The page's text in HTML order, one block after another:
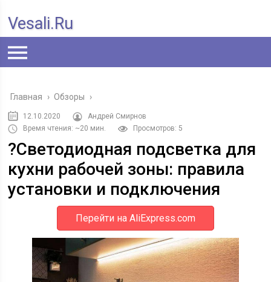
Vesali.ru
Главная › Обзоры ›
12.10.2020
Андрей Смирнов
Время чтения: ~20 мин.
Просмотров: 5
?Светодиодная подсветка для
кухни рабочей зоны: правила
установки и подключения
Перейти на AliExpress.com